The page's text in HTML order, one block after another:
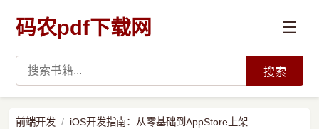
码农pdf下载网 ☰
搜索
前端开发 iOS开发指南：从零基础到AppStore上架